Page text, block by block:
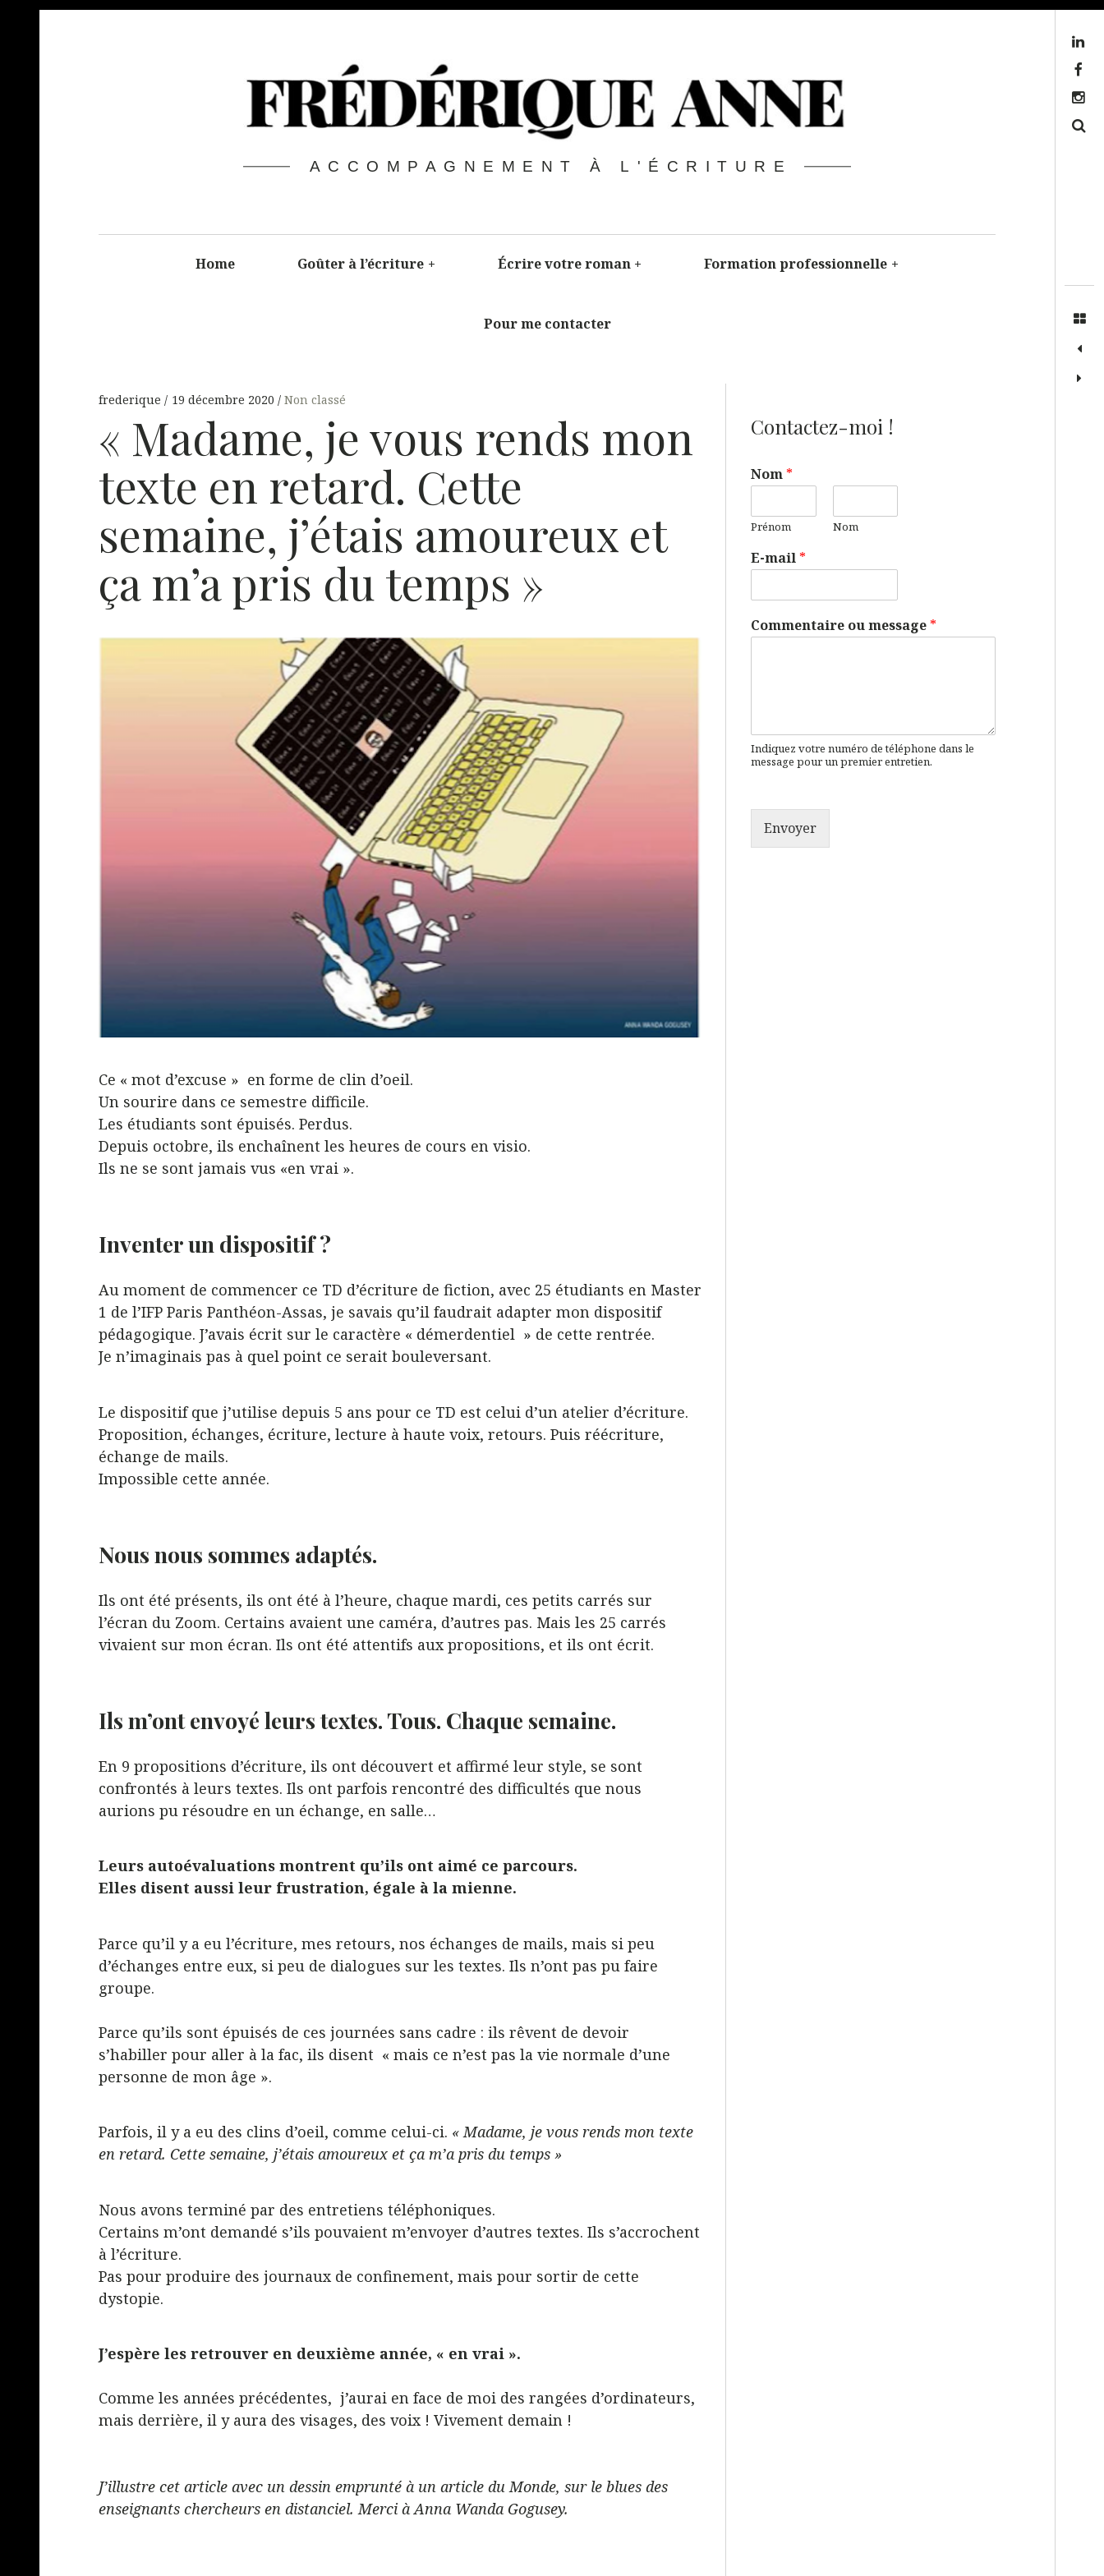
ACCOMPAGNEMENT À L'ÉCRITURE
Home Goûter à l’écriture + Écrire votre roman + Formation professionnelle +
Pour me contacter
frederique 19 décembre 2020 Non classé
« Madame, je vous rends mon
texte en retard. Cette
semaine, j’étais amoureux et
ça m’a pris du temps »
Ce « mot d’excuse » en forme de clin d’oeil.
Un sourire dans ce semestre difficile.
Les étudiants sont épuisés. Perdus.
Depuis octobre, ils enchaînent les heures de cours en visio.
Ils ne se sont jamais vus «en vrai ».
Inventer un dispositif ?
Au moment de commencer ce TD d’écriture de fiction, avec 25 étudiants en Master
1 de l’IFP Paris Panthéon-Assas, je savais qu’il faudrait adapter mon dispositif
pédagogique. J’avais écrit sur le caractère « démerdentiel » de cette rentrée.
Je n’imaginais pas à quel point ce serait bouleversant.
Le dispositif que j’utilise depuis 5 ans pour ce TD est celui d’un atelier d’écriture.
Proposition, échanges, écriture, lecture à haute voix, retours. Puis réécriture,
échange de mails.
Impossible cette année.
Nous nous sommes adaptés.
Ils ont été présents, ils ont été à l’heure, chaque mardi, ces petits carrés sur
l’écran du Zoom. Certains avaient une caméra, d’autres pas. Mais les 25 carrés
vivaient sur mon écran. Ils ont été attentifs aux propositions, et ils ont écrit.
Ils m’ont envoyé leurs textes. Tous. Chaque semaine.
En 9 propositions d’écriture, ils ont découvert et affirmé leur style, se sont
confrontés à leurs textes. Ils ont parfois rencontré des difficultés que nous
aurions pu résoudre en un échange, en salle…
Leurs autoévaluations montrent qu’ils ont aimé ce parcours.
Elles disent aussi leur frustration, égale à la mienne.
Parce qu’il y a eu l’écriture, mes retours, nos échanges de mails, mais si peu
d’échanges entre eux, si peu de dialogues sur les textes. Ils n’ont pas pu faire
groupe.
Parce qu’ils sont épuisés de ces journées sans cadre : ils rêvent de devoir
s’habiller pour aller à la fac, ils disent « mais ce n’est pas la vie normale d’une
personne de mon âge ».
Parfois, il y a eu des clins d’oeil, comme celui-ci. « Madame, je vous rends mon texte
en retard. Cette semaine, j’étais amoureux et ça m’a pris du temps »
Nous avons terminé par des entretiens téléphoniques.
Certains m’ont demandé s’ils pouvaient m’envoyer d’autres textes. Ils s’accrochent
à l’écriture.
Pas pour produire des journaux de confinement, mais pour sortir de cette
dystopie.
J’espère les retrouver en deuxième année, « en vrai ».
Comme les années précédentes, j’aurai en face de moi des rangées d’ordinateurs,
mais derrière, il y aura des visages, des voix ! Vivement demain !
J’illustre cet article avec un dessin emprunté à un article du Monde, sur le blues des
enseignants chercheurs en distanciel. Merci à Anna Wanda Gogusey.
Contactez-moi !
Nom *
Prénom Nom
E-mail *
Commentaire ou message *
Indiquez votre numéro de téléphone dans le
message pour un premier entretien.
Envoyer